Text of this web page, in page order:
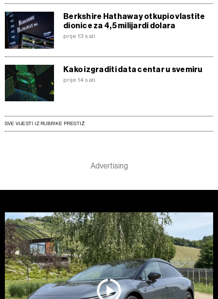
Berkshire Hathaway otkupio vlastite
dionice za 4,5 milijardi dolara
prije 13 sati
Kako izgraditi data centar u svemiru
prije 14 sati
SVE VIJESTI IZ RUBRIKE PRESTIŽ